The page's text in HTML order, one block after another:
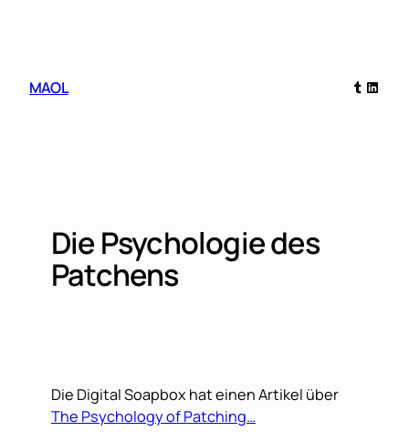
MAOL
Tumblr
Die Psychologie des
Patchens
Die Digital Soapbox hat einen Artikel über
The Psychology of Patching…